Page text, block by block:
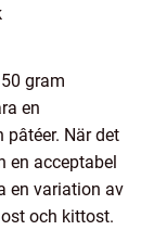
gram
en
När det
en acceptabel
en variation av
och kittost.